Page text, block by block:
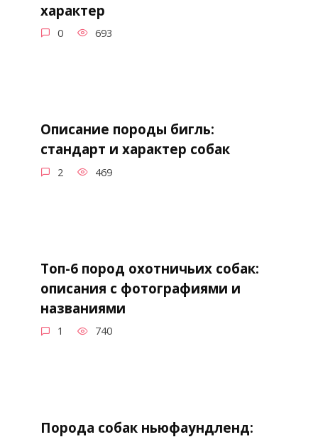
характер
0 693
Описание породы бигль:
стандарт и характер собак
2 469
Топ-6 пород охотничьих собак:
описания с фотографиями и
названиями
1 740
Порода собак ньюфаундленд: